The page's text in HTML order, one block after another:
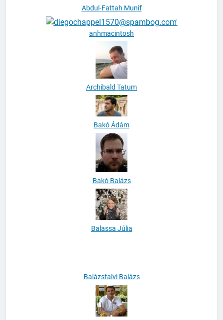
Abdul-Fattah Munif
anhmacintosh
Archibald Tatum
Bakó Ádám
Bakó Balázs
Balázsfalvi Balázs